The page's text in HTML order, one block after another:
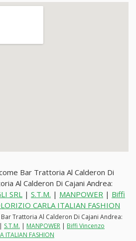
Bar Trattoria Al Calderon Di
Al Calderon Di Cajani Andrea:
SRL | S.T.M. | MANPOWER | Biffi
CARLA ITALIAN FASHION
Trattoria Al Calderon Di Cajani Andrea:
| S.T.M. | MANPOWER | Biffi Vincenzo
ITALIAN FASHION